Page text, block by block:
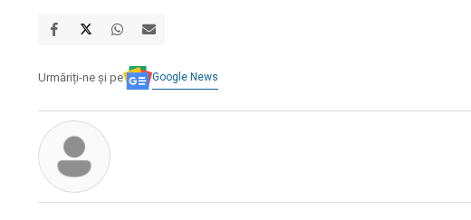
Urmăriți-ne și pe Google News